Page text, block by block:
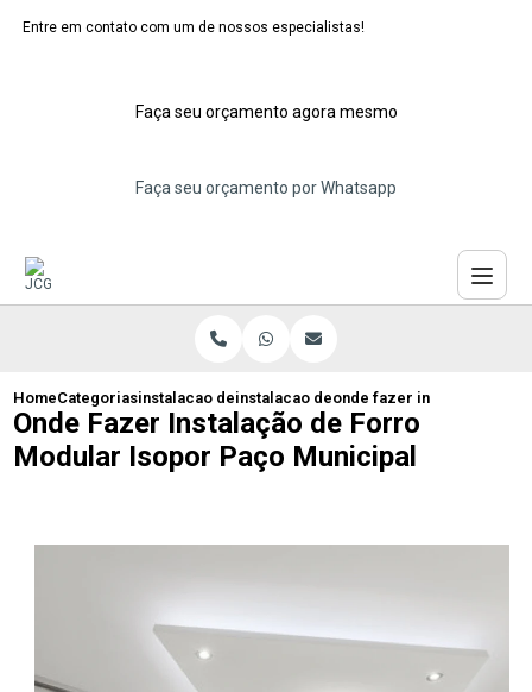
Entre em contato com um de nossos especialistas!
Faça seu orçamento agora mesmo
Faça seu orçamento por Whatsapp
HomeCategoriasinstalacao de forros de isopor
instalacao de forro de isopor para teto
onde fazer instalacao de
Onde Fazer Instalação de Forro
Modular Isopor Paço Municipal